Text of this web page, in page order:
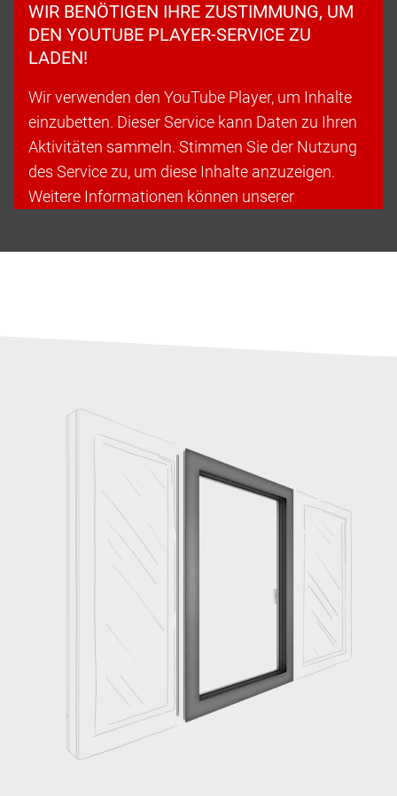
WIR BENÖTIGEN IHRE ZUSTIMMUNG, UM
DEN YOUTUBE PLAYER-SERVICE ZU
LADEN!
Wir verwenden den YouTube Player, um Inhalte
einzubetten. Dieser Service kann Daten zu Ihren
Aktivitäten sammeln. Stimmen Sie der Nutzung
des Service zu, um diese Inhalte anzuzeigen.
Weitere Informationen können unserer